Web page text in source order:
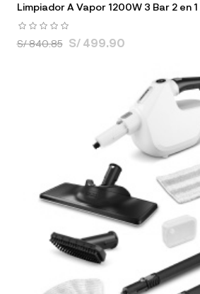
Limpiador A Vapor 1200W 3 Bar 2 en 1
S/ 840.85 S/ 499.90